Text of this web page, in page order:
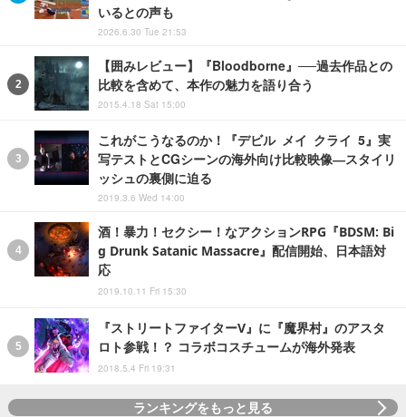
いるとの声も
2026.6.30 Tue 21:53
【囲みレビュー】『Bloodborne』──過去作品との
比較を含めて、本作の魅力を語り合う
2015.4.18 Sat 15:00
これがこうなるのか！『デビル メイ クライ 5』実
写テストとCGシーンの海外向け比較映像―スタイリ
ッシュの裏側に迫る
2019.3.6 Wed 14:00
酒！暴力！セクシー！なアクションRPG『BDSM: Bi
g Drunk Satanic Massacre』配信開始、日本語対
応
2019.10.11 Fri 15:30
『ストリートファイターV』に『魔界村』のアスタ
ロト参戦！？ コラボコスチュームが海外発表
2018.5.4 Fri 19:31
ランキングをもっと見る